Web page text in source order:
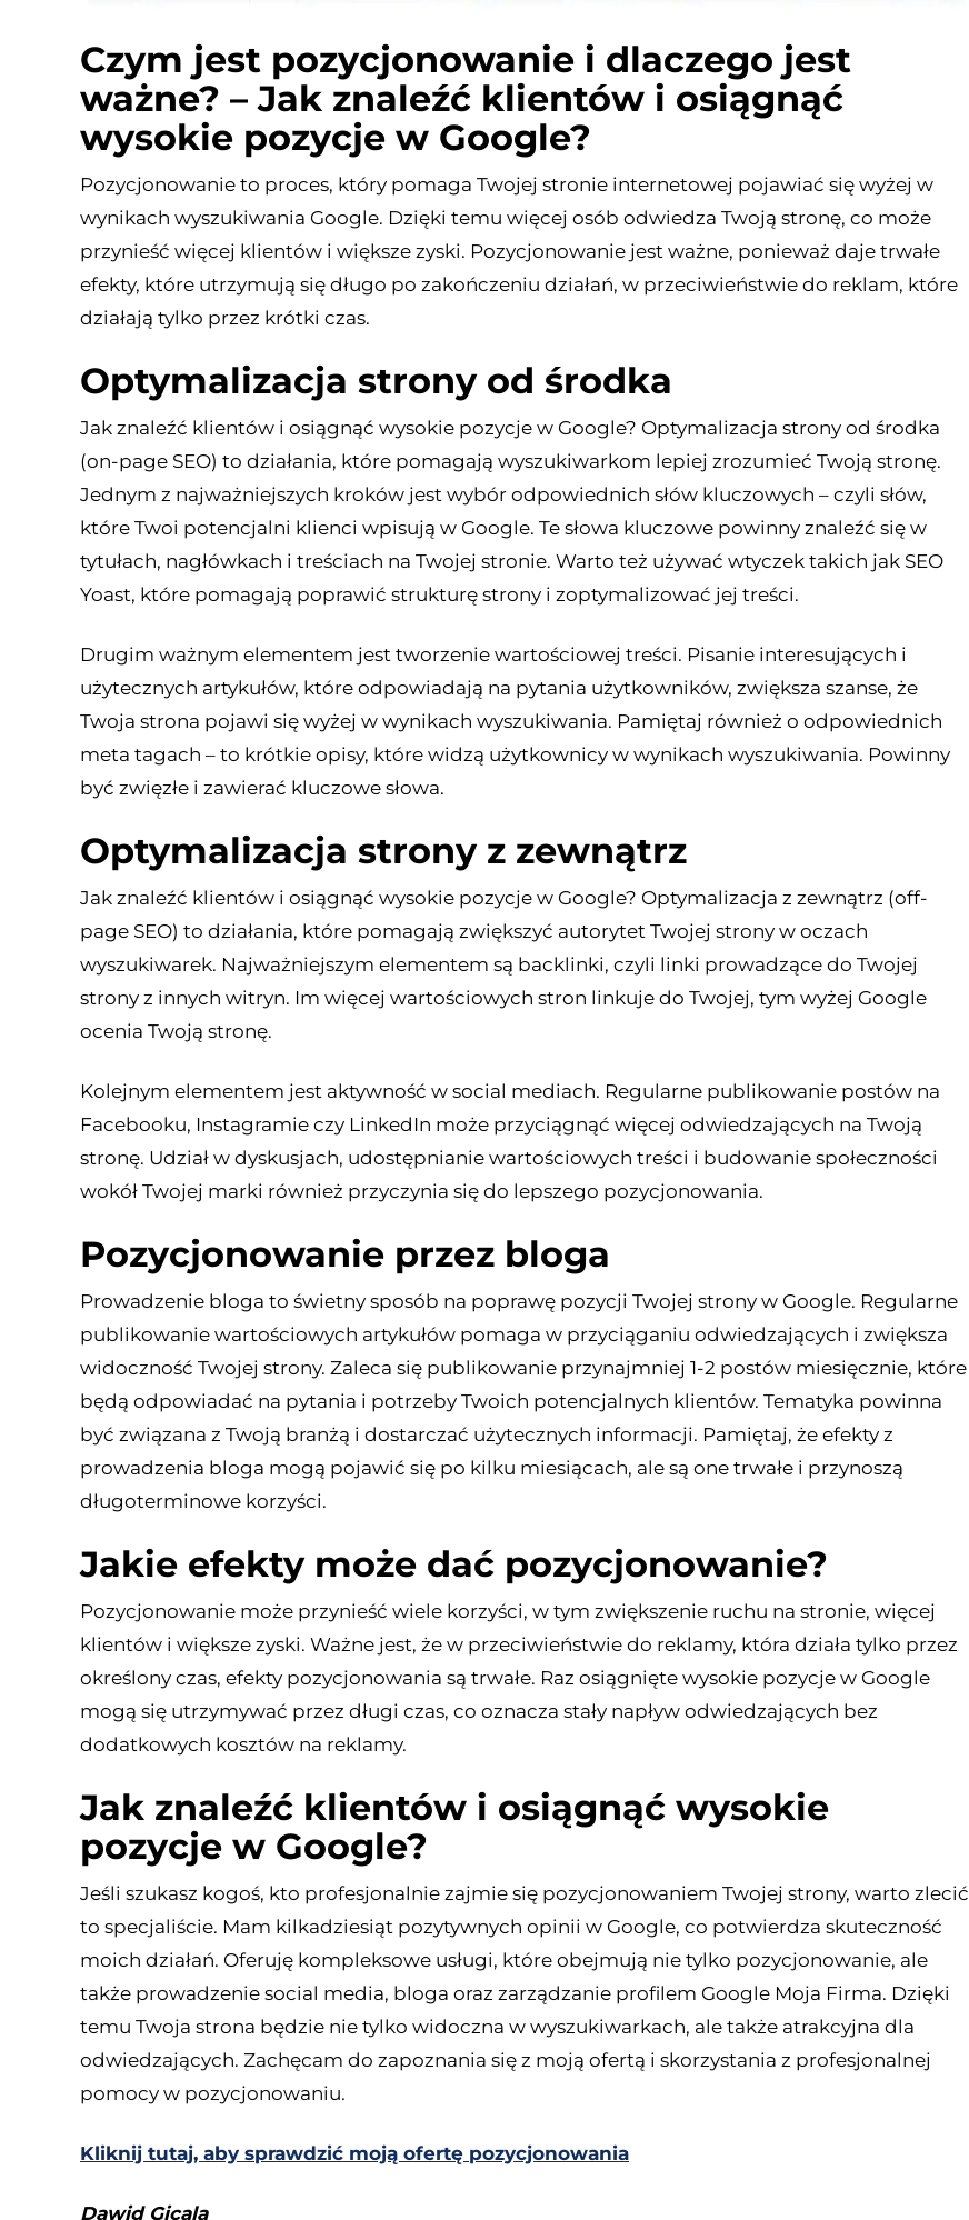
Czym jest pozycjonowanie i dlaczego jest
ważne? – Jak znaleźć klientów i osiągnąć
wysokie pozycje w Google?
Pozycjonowanie to proces, który pomaga Twojej stronie internetowej pojawiać się wyżej w
wynikach wyszukiwania Google. Dzięki temu więcej osób odwiedza Twoją stronę, co może
przynieść więcej klientów i większe zyski. Pozycjonowanie jest ważne, ponieważ daje trwałe
efekty, które utrzymują się długo po zakończeniu działań, w przeciwieństwie do reklam, które
działają tylko przez krótki czas.
Optymalizacja strony od środka
Jak znaleźć klientów i osiągnąć wysokie pozycje w Google? Optymalizacja strony od środka
(on-page SEO) to działania, które pomagają wyszukiwarkom lepiej zrozumieć Twoją stronę.
Jednym z najważniejszych kroków jest wybór odpowiednich słów kluczowych – czyli słów,
które Twoi potencjalni klienci wpisują w Google. Te słowa kluczowe powinny znaleźć się w
tytułach, nagłówkach i treściach na Twojej stronie. Warto też używać wtyczek takich jak SEO
Yoast, które pomagają poprawić strukturę strony i zoptymalizować jej treści.
Drugim ważnym elementem jest tworzenie wartościowej treści. Pisanie interesujących i
użytecznych artykułów, które odpowiadają na pytania użytkowników, zwiększa szanse, że
Twoja strona pojawi się wyżej w wynikach wyszukiwania. Pamiętaj również o odpowiednich
meta tagach – to krótkie opisy, które widzą użytkownicy w wynikach wyszukiwania. Powinny
być zwięzłe i zawierać kluczowe słowa.
Optymalizacja strony z zewnątrz
Jak znaleźć klientów i osiągnąć wysokie pozycje w Google? Optymalizacja z zewnątrz (off-
page SEO) to działania, które pomagają zwiększyć autorytet Twojej strony w oczach
wyszukiwarek. Najważniejszym elementem są backlinki, czyli linki prowadzące do Twojej
strony z innych witryn. Im więcej wartościowych stron linkuje do Twojej, tym wyżej Google
ocenia Twoją stronę.
Kolejnym elementem jest aktywność w social mediach. Regularne publikowanie postów na
Facebooku, Instagramie czy LinkedIn może przyciągnąć więcej odwiedzających na Twoją
stronę. Udział w dyskusjach, udostępnianie wartościowych treści i budowanie społeczności
wokół Twojej marki również przyczynia się do lepszego pozycjonowania.
Pozycjonowanie przez bloga
Prowadzenie bloga to świetny sposób na poprawę pozycji Twojej strony w Google. Regularne
publikowanie wartościowych artykułów pomaga w przyciąganiu odwiedzających i zwiększa
widoczność Twojej strony. Zaleca się publikowanie przynajmniej 1-2 postów miesięcznie, które
będą odpowiadać na pytania i potrzeby Twoich potencjalnych klientów. Tematyka powinna
być związana z Twoją branżą i dostarczać użytecznych informacji. Pamiętaj, że efekty z
prowadzenia bloga mogą pojawić się po kilku miesiącach, ale są one trwałe i przynoszą
długoterminowe korzyści.
Jakie efekty może dać pozycjonowanie?
Pozycjonowanie może przynieść wiele korzyści, w tym zwiększenie ruchu na stronie, więcej
klientów i większe zyski. Ważne jest, że w przeciwieństwie do reklamy, która działa tylko przez
określony czas, efekty pozycjonowania są trwałe. Raz osiągnięte wysokie pozycje w Google
mogą się utrzymywać przez długi czas, co oznacza stały napływ odwiedzających bez
dodatkowych kosztów na reklamy.
Jak znaleźć klientów i osiągnąć wysokie
pozycje w Google?
Jeśli szukasz kogoś, kto profesjonalnie zajmie się pozycjonowaniem Twojej strony, warto zlecić
to specjaliście. Mam kilkadziesiąt pozytywnych opinii w Google, co potwierdza skuteczność
moich działań. Oferuję kompleksowe usługi, które obejmują nie tylko pozycjonowanie, ale
także prowadzenie social media, bloga oraz zarządzanie profilem Google Moja Firma. Dzięki
temu Twoja strona będzie nie tylko widoczna w wyszukiwarkach, ale także atrakcyjna dla
odwiedzających. Zachęcam do zapoznania się z moją ofertą i skorzystania z profesjonalnej
pomocy w pozycjonowaniu.
Kliknij tutaj, aby sprawdzić moją ofertę pozycjonowania
Dawid Gicala